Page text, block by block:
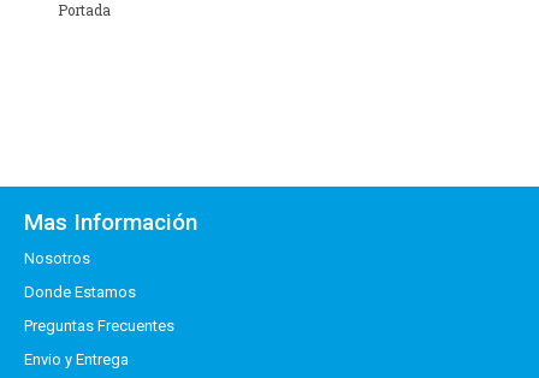
Portada
Mas Información
Nosotros
Donde Estamos
Preguntas Frecuentes
Envio y Entrega